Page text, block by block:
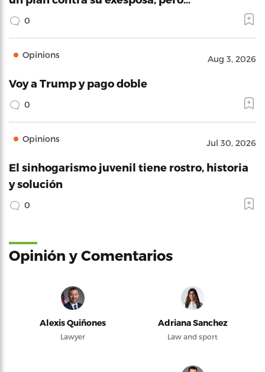
0
Opinions Aug 3, 2026
Voy a Trump y pago doble
0
Opinions Jul 30, 2026
El sinhogarismo juvenil tiene rostro, historia
y solución
0
Opinión y Comentarios
Alexis Quiñones
Lawyer
Adriana Sanchez
Law and sport